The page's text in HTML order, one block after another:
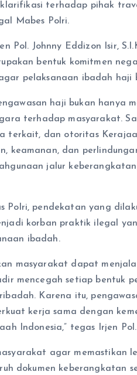
terhadap pihak
Mabes Polri.
Pol. Johnny Eddizon Isir,
bentuk komitmen
pelaksanaan ibadah haji
haji bukan hanya
terhadap masyarakat.
terkait, dan otoritas
keamanan, dan
jalur
Polri, pendekatan yang
korban praktik ilegal
ibadah.
masyarakat dapat
mencegah setiap bentuk
Karena itu,
kerja sama dengan
Indonesia,” tegas Irjen
agar memastikan
dokumen keberangkatan